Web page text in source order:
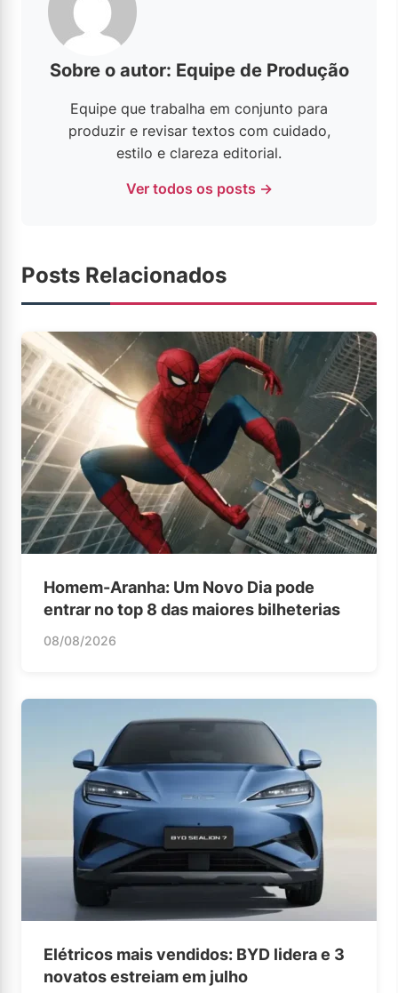
Sobre o autor: Equipe de Produção
Equipe que trabalha em conjunto para
produzir e revisar textos com cuidado,
estilo e clareza editorial.
Ver todos os posts →
Posts Relacionados
Homem-Aranha: Um Novo Dia pode
entrar no top 8 das maiores bilheterias
08/08/2026
Elétricos mais vendidos: BYD lidera e 3
novatos estreiam em julho